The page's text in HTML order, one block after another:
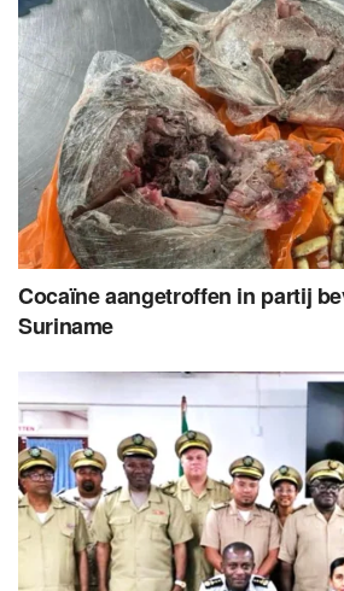
Cocaïne aangetroffen in partij
Suriname